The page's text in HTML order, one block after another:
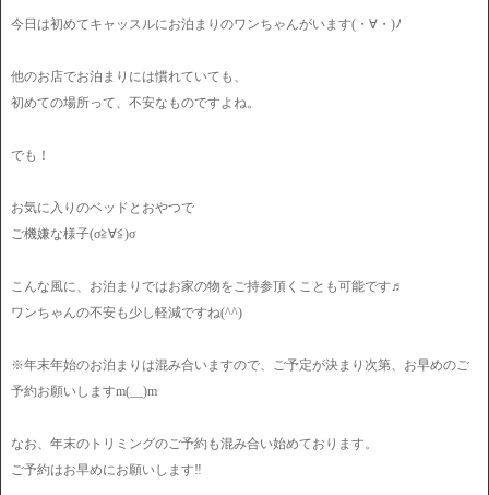
今日は初めてキャッスルにお泊まりのワンちゃんがいます(・∀・)ﾉ
他のお店でお泊まりには慣れていても、
初めての場所って、不安なものですよね。
でも！
お気に入りのベッドとおやつで
ご機嫌な様子(σ≧∀≦)σ
こんな風に、お泊まりではお家の物をご持参頂くことも可能です♬
ワンちゃんの不安も少し軽減ですね(^^)
※年末年始のお泊まりは混み合いますので、ご予定が決まり次第、お早めのご
予約お願いしますm(__)m
なお、年末のトリミングのご予約も混み合い始めております。
ご予約はお早めにお願いします‼︎